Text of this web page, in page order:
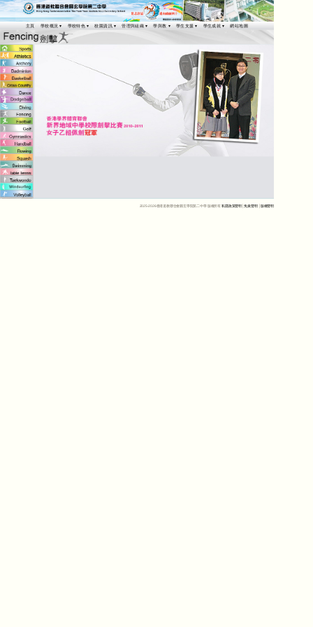
主頁 學校概況 學校特色 校園資訊 管理與組織 學與教 學生支援 學生成就 網站地圖
2025-2026香港道教聯合會圓玄學院第二中學 版權所有 私隱政策聲明 │免責聲明 版權聲明